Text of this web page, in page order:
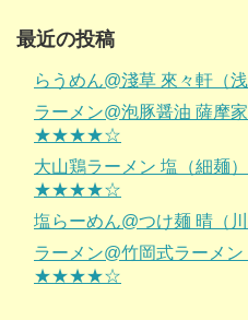
最近の投稿
らうめん@淺草 來々
ラーメン@泡豚醤油 薩摩
★★★★☆
大山鶏ラーメン 塩（細麺
★★★★☆
塩らーめん@つけ麺
ラーメン@竹岡式ラーメ
★★★★☆